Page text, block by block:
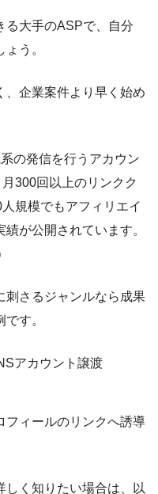
る大手のASPで、自分
う。
、企業案件より早く始め
の発信を行うアカウン
300回以上のリンクク
規模でもアフィリエイ
が公開されています。
刺さるジャンルなら成果
す。
フィールのリンクへ誘導
しく知りたい場合は、以